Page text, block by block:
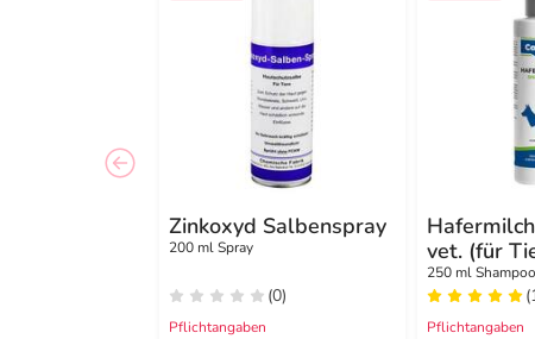
Zinkoxyd Salbenspray
200 ml Spray
(0)
Pflichtangaben
vet. (für
250 ml Shampoo
Pflichtangaben